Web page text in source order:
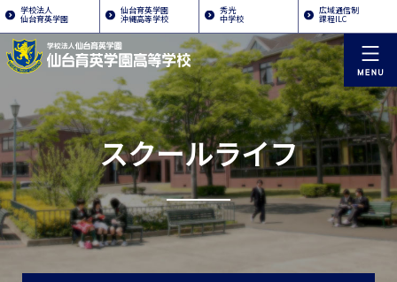
学校法人
仙台育英学園
仙台育英学園
沖縄高等学校
秀光
中学校
広域通信制
課程ILC
スクールライフ